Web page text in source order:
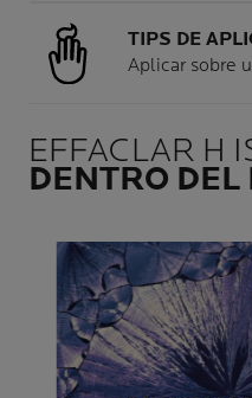
TIPS DE
Aplicar sobre
EFFACLAR H
DENTRO DEL